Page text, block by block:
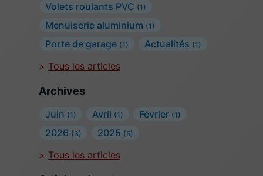
Volets roulants PVC (1)
Menuiserie aluminium (1)
Porte de garage (1) Actualités (1)
Tous les articles
Archives
Juin (1) Avril (1) Février (1)
2026 (3) 2025 (5)
Tous les articles